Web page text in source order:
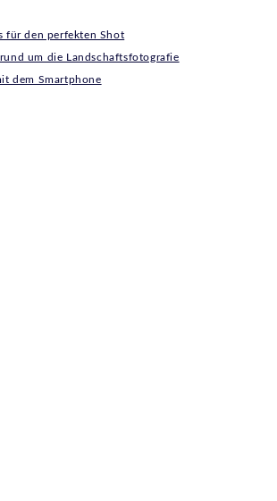
für den perfekten Shot
um die Landschaftsfotografie
dem Smartphone